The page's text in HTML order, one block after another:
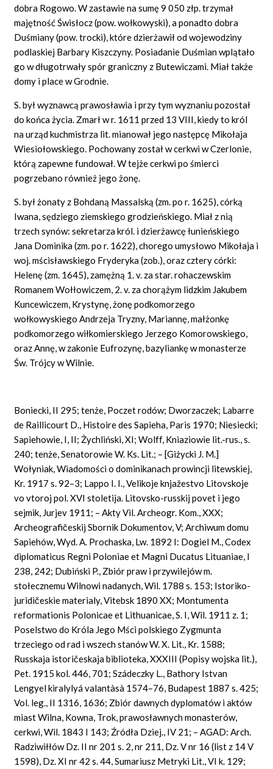
dobra Rogowo. W zastawie na sumę 9 050 złp. trzymał
majętność Świsłocz (pow. wołkowyski), a ponadto dobra
Duśmiany (pow. trocki), które dzierżawił od wojewodziny
podlaskiej Barbary Kiszczyny. Posiadanie Duśmian wplątało
go w długotrwały spór graniczny z Butewiczami. Miał także
domy i place w Grodnie.
S. był wyznawcą prawosławia i przy tym wyznaniu pozostał
do końca życia. Zmarł w r. 1611 przed 13 VIII, kiedy to król
na urząd kuchmistrza lit. mianował jego następcę Mikołaja
Wiesiołowskiego. Pochowany został w cerkwi w Czerlonie,
którą zapewne fundował. W tejże cerkwi po śmierci
pogrzebano również jego żonę.
S. był żonaty z Bohdaną Massalską (zm. po r. 1625), córką
Iwana, sędziego ziemskiego grodzieńskiego. Miał z nią
trzech synów: sekretarza król. i dzierżawcę łunieńskiego
Jana Dominika (zm. po r. 1622), chorego umysłowo Mikołaja i
woj. mścisławskiego Fryderyka (zob.), oraz cztery córki:
Helenę (zm. 1645), zamężną 1. v. za star. rohaczewskim
Romanem Wołłowiczem, 2. v. za chorążym lidzkim Jakubem
Kuncewiczem, Krystynę, żonę podkomorzego
wołkowyskiego Andrzeja Tryzny, Mariannę, małżonkę
podkomorzego wiłkomierskiego Jerzego Komorowskiego,
oraz Annę, w zakonie Eufrozynę, bazyliankę w monasterze
Św. Trójcy w Wilnie.
Boniecki, II 295; tenże, Poczet rodów; Dworzaczek; Labarre
de Raillicourt D., Histoire des Sapieha, Paris 1970; Niesiecki;
Sapiehowie, I, II; Żychliński, XI; Wolff, Kniaziowie lit.-rus., s.
240; tenże, Senatorowie W. Ks. Lit.; – [Giżycki J. M.]
Wołyniak, Wiadomości o dominikanach prowincji litewskiej,
Kr. 1917 s. 92–3; Lappo I. I.,Velikoje knjažestvo Litovskoje
vo vtoroj pol.XVI stoletija. Litovsko-russkij povet i jego
sejmik, Jurjev 1911; – AktyVil. Archeogr. Kom., XXX;
Archeografičeskij Sbornik Dokumentov, V; Archiwum domu
Sapiehów, Wyd. A. Prochaska, Lw. 1892 I: Dogiel M., Codex
diplomaticus Regni Poloniae et Magni Ducatus Lituaniae, I
238, 242; Dubiński P., Zbiór praw i przywilejów m.
stołecznemu Wilnowi nadanych, Wil. 1788 s. 153; Istoriko-
juridičeskie materialy, Vitebsk 1890 XX; Montumenta
reformationis Polonicae et Lithuanicae, S. I, Wil. 1911 z. 1;
Poselstwo do Króla Jego Mści polskiego Zygmunta
trzeciego od rad i wszech stanów W. X. Lit., Kr. 1588;
Russkaja istoričeskaja biblioteka, XXXIII (Popisy wojska lit.),
Pet. 1915 kol. 446, 701; Szádeczky L., Bathory Istvan
Lengyel kiralylyá valantàsà 1574–76, Budapest 1887 s. 425;
Vol. leg., II 1316, 1636; Zbiór dawnych dyplomatów i aktów
miast Wilna, Kowna, Trok, prawosławnych monasterów,
cerkwi, Wil. 1843 I 143; Źródła Dziej., IV 21; – AGAD: Arch.
Radziwiłłów Dz. II nr 201 s. 2, nr 211, Dz. V nr 16 (list z 14 V
1598), Dz. XI nr 42 s. 44, Sumariusz Metryki Lit., VI k. 129;